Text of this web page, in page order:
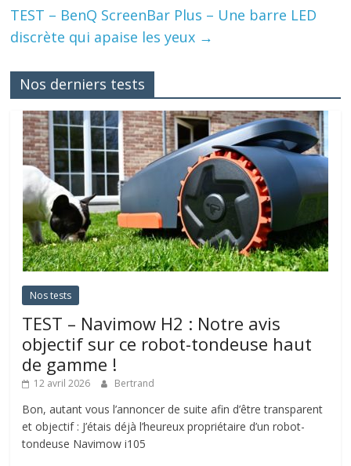
TEST – BenQ ScreenBar Plus – Une barre LED
discrète qui apaise les yeux →
Nos derniers tests
Nos tests
TEST – Navimow H2 : Notre avis
objectif sur ce robot-tondeuse haut
de gamme !
12 avril 2026 Bertrand
Bon, autant vous l’annoncer de suite afin d’être transparent
et objectif : J’étais déjà l’heureux propriétaire d’un robot-
tondeuse Navimow i105